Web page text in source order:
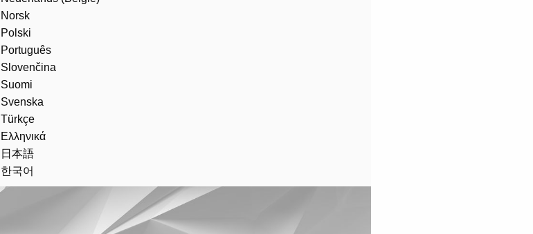
Norsk
Polski
Português
Slovenčina
Suomi
Svenska
Türkçe
Ελληνικά
日本語
한국어